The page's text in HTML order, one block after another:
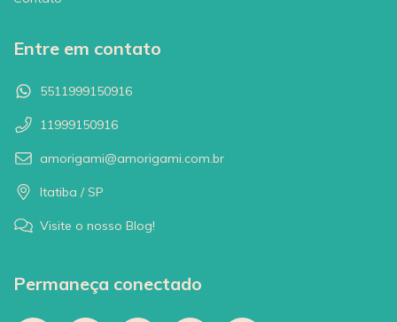
Entre em contato
5511999150916
11999150916
amorigami@amorigami.com.br
Itatiba / SP
Visite o nosso Blog!
Permaneça conectado